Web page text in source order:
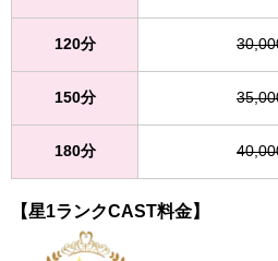
120分
150分
180分
【星1ランクCAST料金】